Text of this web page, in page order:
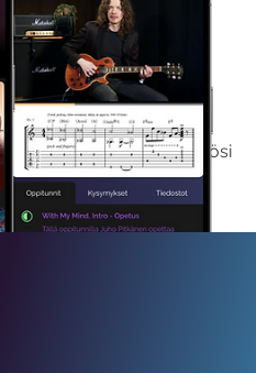
koko sisältömme käyttöösi
ajaksi.